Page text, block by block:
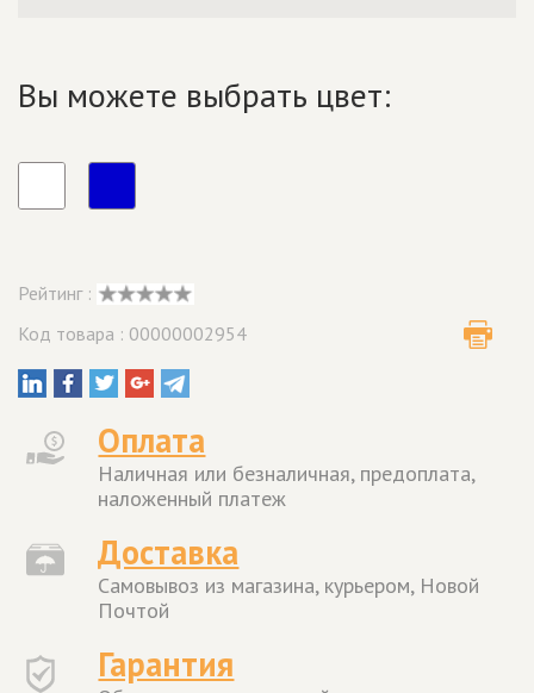
Вы можете выбрать цвет:
Рейтинг :
Код товара : 00000002954
Оплата
Наличная или безналичная, предоплата,
наложенный платеж
Доставка
Самовывоз из магазина, курьером, Новой
Почтой
Гарантия